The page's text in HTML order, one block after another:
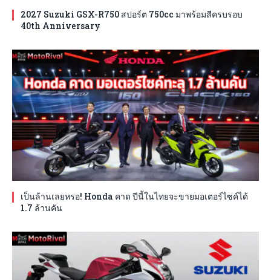
2027 Suzuki GSX-R750 สปอร์ต 750cc มาพร้อมสีครบรอบ
40th Anniversary
เป็นล้านเลยหรอ! Honda คาด ปีนี้ในไทยจะขายมอเตอร์ไซค์ได้
1.7 ล้านคัน